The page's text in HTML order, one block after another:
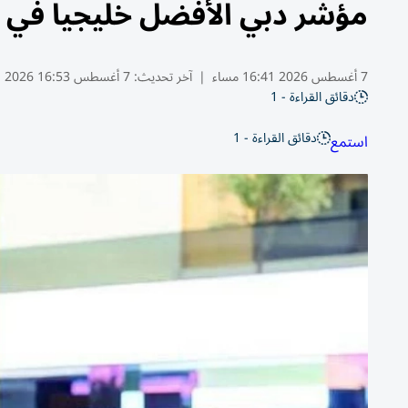
مؤشر دبي الأفضل خليجياً
7 أغسطس 2026 16:41 مساء | آخر تحديث:7 أغسطس 16:53 2026
دقائق القراءة - 1
استمع دقائق القراءة - 1